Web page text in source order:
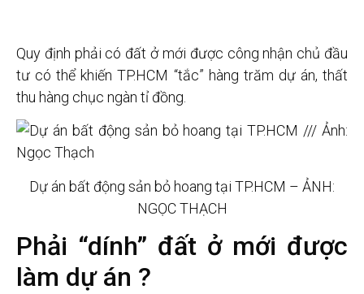
Quy định phải có đất ở mới được công nhận chủ đầu
tư có thể khiến TP.HCM “tắc” hàng trăm dự án, thất
thu hàng chục ngàn tỉ đồng.
Dự án bất động sản bỏ hoang tại TP.HCM – ẢNH:
NGỌC THẠCH
Phải “dính” đất ở mới được
làm dự án ?